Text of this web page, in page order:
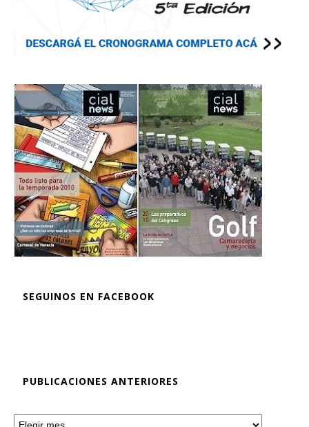
SEGUINOS EN FACEBOOK
PUBLICACIONES ANTERIORES